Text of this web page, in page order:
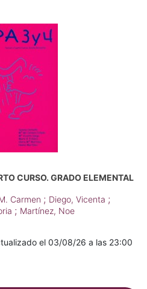
CURSO. GRADO ELEMENTAL
Carmen ; Diego, Vicenta ;
; Martínez, Noe
el 03/08/26 a las 23:00